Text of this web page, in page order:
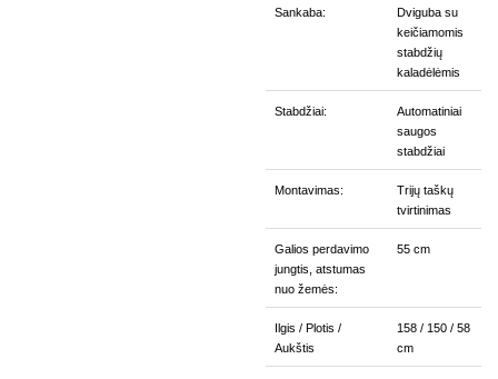
Sankaba:
Dviguba su
keičiamomis
stabdžių
kaladėlėmis
Stabdžiai:
Automatiniai
saugos
stabdžiai
Montavimas:
Trijų taškų
tvirtinimas
Galios perdavimo
jungtis, atstumas
nuo žemės:
55 cm
Ilgis / Plotis /
Aukštis
158 / 150 / 58
cm